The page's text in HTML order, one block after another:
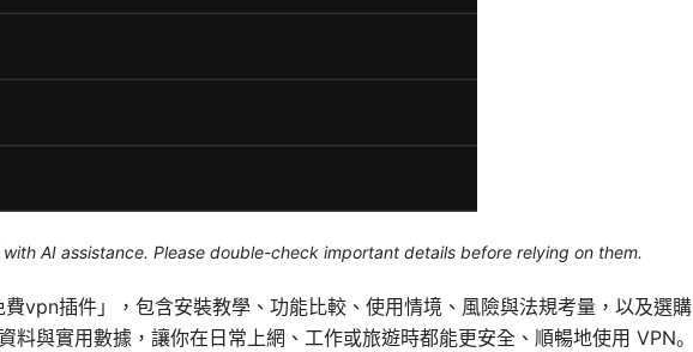
AI assistance. Please double-check important details before relying on them.
vpn插件」，包含安裝教學、功能比較、使用情境、風險與法規考量，以及選購
料與實用數據，讓你在日常上網、工作或旅遊時都能更安全、順暢地使用 VPN。